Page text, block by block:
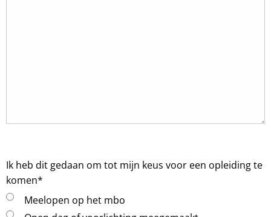
Ik heb dit gedaan om tot mijn keus voor een opleiding te
komen*
Meelopen op het mbo